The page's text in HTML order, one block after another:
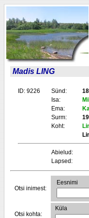
Madis LING
ID: 9226 Sünd:
Isa:
Ema:
Surm:
Koht:
Abielud:
Lapsed:
Otsi inimest:
Eesnimi
Otsi kohta:
Küla